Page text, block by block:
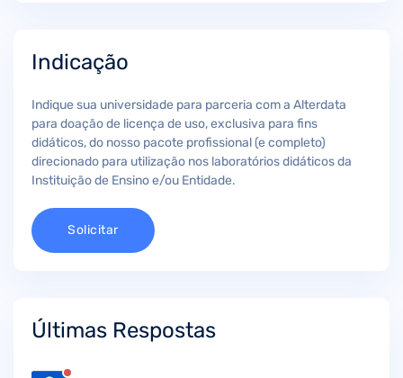
Indicação
Indique sua universidade para parceria com a Alterdata
para doação de licença de uso, exclusiva para fins
didáticos, do nosso pacote profissional (e completo)
direcionado para utilização nos laboratórios didáticos da
Instituição de Ensino e/ou Entidade.
Solicitar
Últimas Respostas